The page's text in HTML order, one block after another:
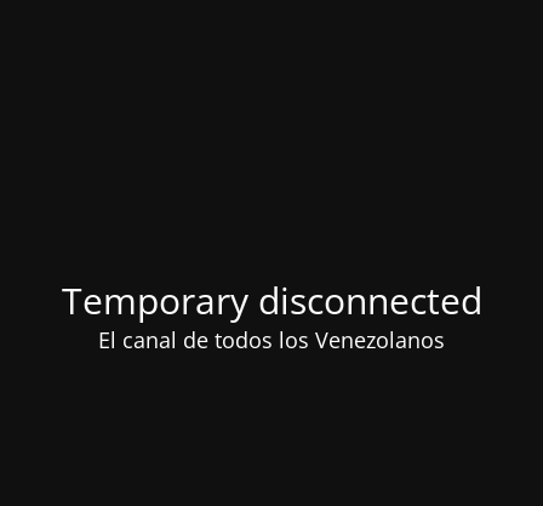
Temporary disconnected
El canal de todos los Venezolanos